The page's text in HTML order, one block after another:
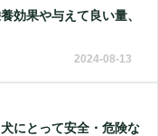
効果や与えて良い量、
2024-08-13
にとって安全・危険な